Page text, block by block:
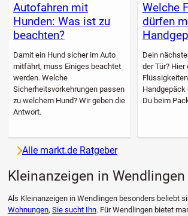
Autofahren mit
Hunden: Was ist zu
beachten?
Damit ein Hund sicher im Auto
mitfährt, muss Einiges beachtet
werden. Welche
Sicherheitsvorkehrungen passen
zu welchem Hund? Wir geben die
Antwort.
Welche
dürfen
Dein
der Tür?
Du beim
Alle markt.de Ratgeber
Kleinanzeigen in Wendlingen
Als Kleinanzeigen in Wendlingen besonders beliebt
Wohnungen, Sie sucht Ihn. Für Wendlingen bietet